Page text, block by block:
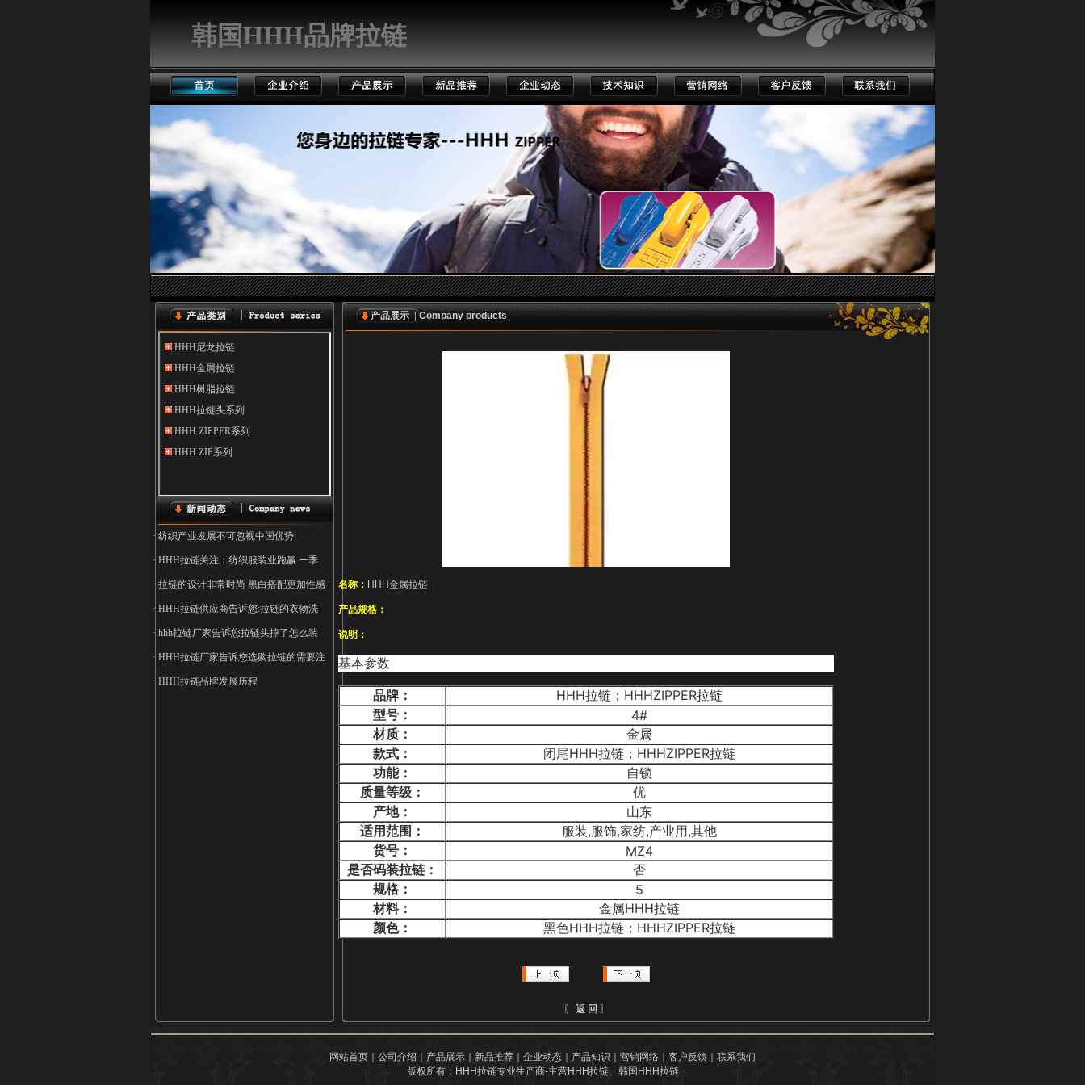
韩国HHH品牌拉链
· 纺织产业发展不可忽视中国优势
· HHH拉链关注：纺织服装业跑赢 一季
· 拉链的设计非常时尚 黑白搭配更加性感
· HHH拉链供应商告诉您:拉链的衣物洗
· hhh拉链厂家告诉您拉链头掉了怎么装
· HHH拉链厂家告诉您选购拉链的需要注
· HHH拉链品牌发展历程
产品展示 |Company products
名称： HHH金属拉链
产品规格：
说明：
基本参数
品牌：
HHH拉链；HHHZIPPER拉链
型号：
4#
材质：
金属
款式：
闭尾HHH拉链；HHHZIPPER拉链
功能：
自锁
质量等级：
优
产地：
山东
适用范围：
服装,服饰,家纺,产业用,其他
货号：
MZ4
是否码装拉链：
否
规格：
5
材料：
金属HHH拉链
颜色：
黑色HHH拉链；HHHZIPPER拉链
〖 返 回 〗
网站首页 公司介绍 产品展示 新品推荐 企业动态 产品知识 营销网络 客户反馈
联系我们
版权所有：HHH拉链专业生产商-主营HHH拉链、韩国HHH拉链